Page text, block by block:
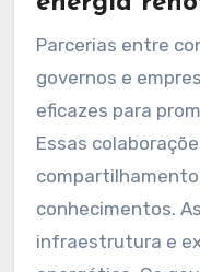
Parcerias entre
governos e
eficazes para
Essas
conhecimentos.
infraestrutura e